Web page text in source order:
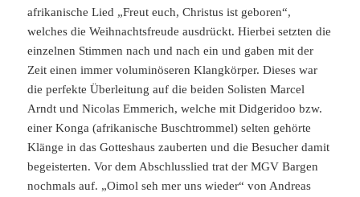
afrikanische Lied „Freut euch, Christus ist geboren“,
welches die Weihnachtsfreude ausdrückt. Hierbei setzten die
einzelnen Stimmen nach und nach ein und gaben mit der
Zeit einen immer voluminöseren Klangkörper. Dieses war
die perfekte Überleitung auf die beiden Solisten Marcel
Arndt und Nicolas Emmerich, welche mit Didgeridoo bzw.
einer Konga (afrikanische Buschtrommel) selten gehörte
Klänge in das Gotteshaus zauberten und die Besucher damit
begeisterten. Vor dem Abschlusslied trat der MGV Bargen
nochmals auf. „Oimol seh mer uns wieder“ von Andreas